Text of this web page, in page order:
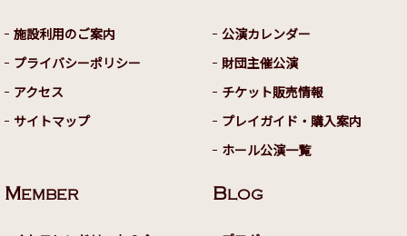
施設利用のご案内
プライバシーポリシー
アクセス
サイトマップ
公演カレンダー
財団主催公演
チケット販売情報
プレイガイド・購入案内
ホール公演一覧
MEMBER BLOG